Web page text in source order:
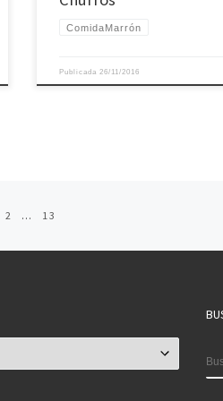
ComidaMarrón
Publicada26/11/2016
2 … 13